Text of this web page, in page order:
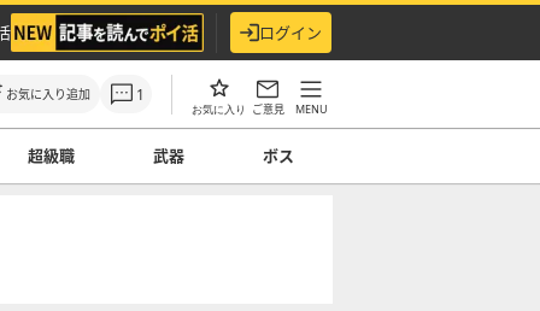
ログイン
お気に入り追加 1
お気に入り ご意見 MENU
超級職 武器 ボス